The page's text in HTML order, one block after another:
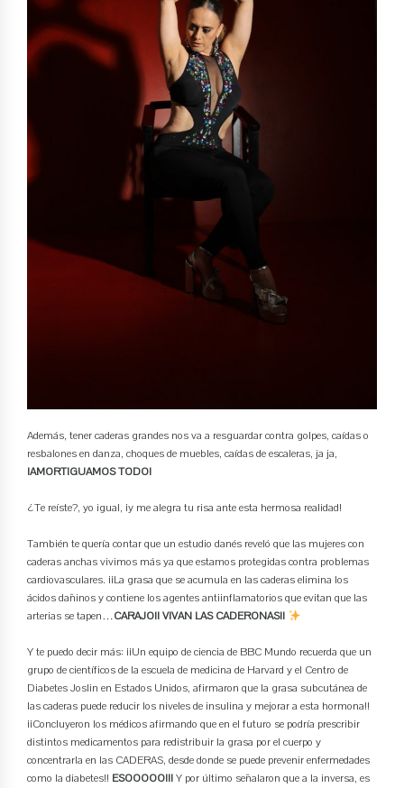
Además, tener caderas grandes nos va a resguardar contra golpes, caídas o
resbalones en danza, choques de muebles, caídas de escaleras, ja ja,
¡AMORTIGUAMOS TODO!
¿Te reíste?, yo igual, ¡y me alegra tu risa ante esta hermosa realidad!
También te quería contar que un estudio danés reveló que las mujeres con
caderas anchas vivimos más ya que estamos protegidas contra problemas
cardiovasculares. ¡¡La grasa que se acumula en las caderas elimina los
ácidos dañinos y contiene los agentes antiinflamatorios que evitan que las
arterias se tapen…CARAJO!! VIVAN LAS CADERONAS!!
Y te puedo decir más: ¡¡Un equipo de ciencia de BBC Mundo recuerda que un
grupo de científicos de la escuela de medicina de Harvard y el Centro de
Diabetes Joslin en Estados Unidos, afirmaron que la grasa subcutánea de
las caderas puede reducir los niveles de insulina y mejorar a esta hormona!!
¡¡Concluyeron los médicos afirmando que en el futuro se podría prescribir
distintos medicamentos para redistribuir la grasa por el cuerpo y
concentrarla en las CADERAS, desde donde se puede prevenir enfermedades
como la diabetes!! ESOOOOO!!!Y por último señalaron que a la inversa, es